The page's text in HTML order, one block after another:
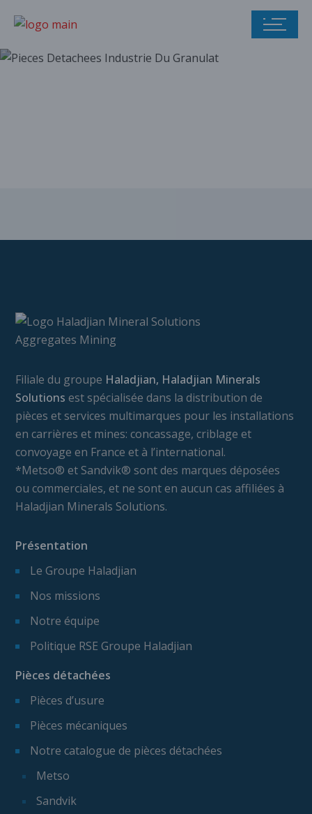
Filiale du groupe Haladjian, Haladjian Minerals
Solutions est spécialisée dans la distribution de
pièces et services multimarques pour les installations
en carrières et mines: concassage, criblage et
convoyage en France et à l’international.
*Metso® et Sandvik® sont des marques déposées
ou commerciales, et ne sont en aucun cas affiliées à
Haladjian Minerals Solutions.
Présentation
Le Groupe Haladjian
Nos missions
Notre équipe
Politique RSE Groupe Haladjian
Pièces détachées
Pièces d’usure
Pièces mécaniques
Notre catalogue de pièces détachées
Metso
Sandvik